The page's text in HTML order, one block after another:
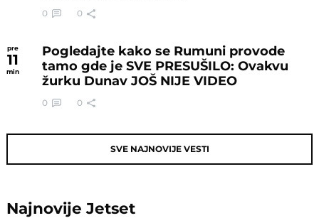
0 0
pre
11
min
Pogledajte kako se Rumuni provode
tamo gde je SVE PRESUŠILO: Ovakvu
žurku Dunav JOŠ NIJE VIDEO
0 0
SVE NAJNOVIJE VESTI
NajnovijeJetset